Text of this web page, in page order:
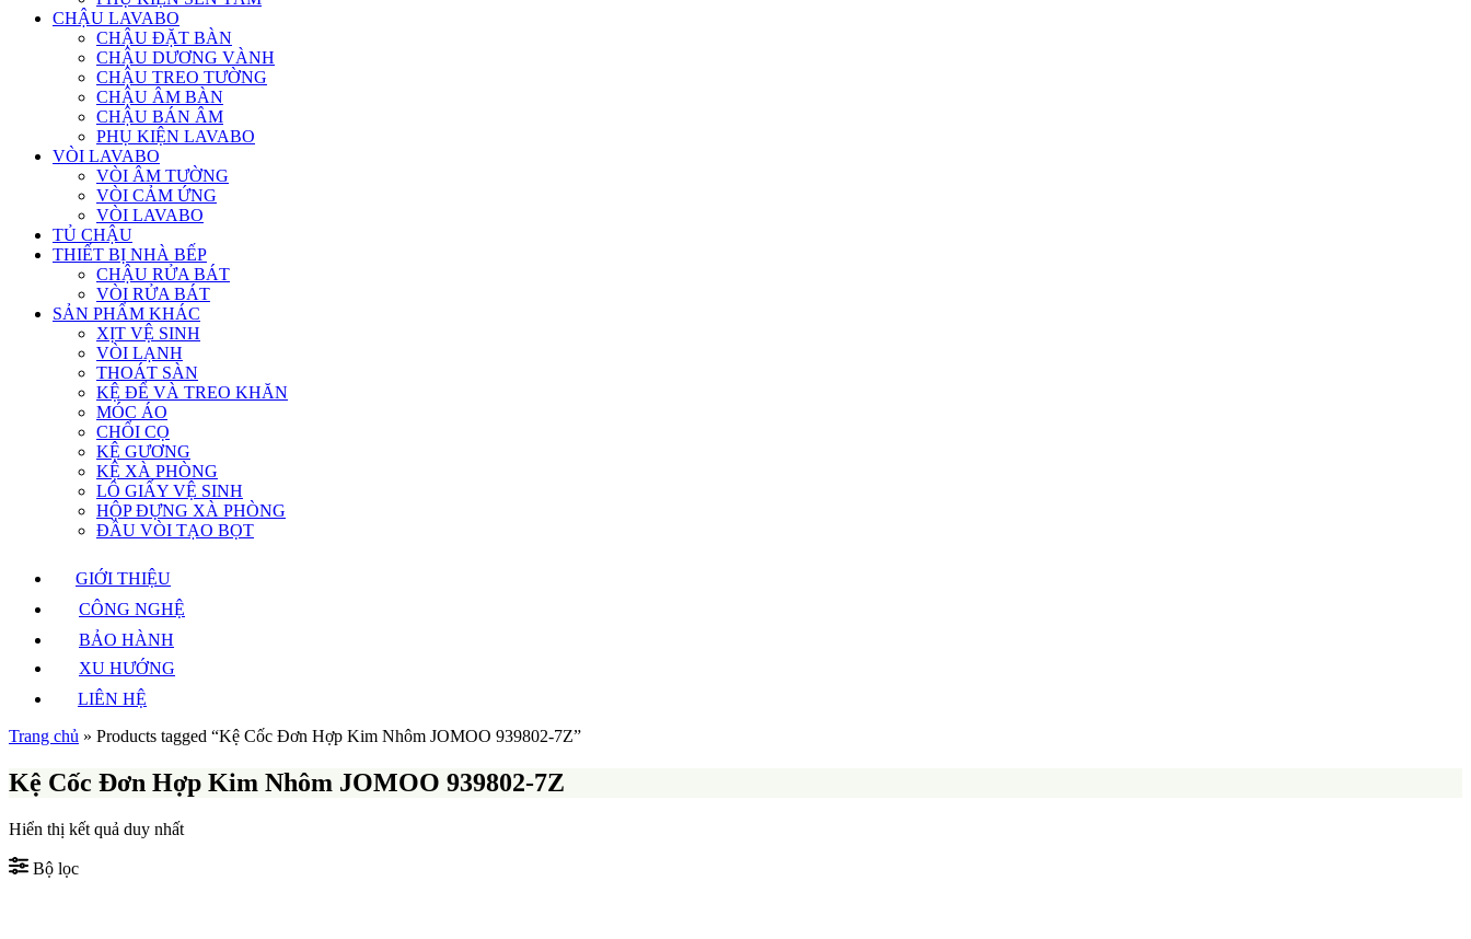
CHẬU LAVABO
CHẬU ĐẶT BÀN
CHẬU DƯƠNG VÀNH
CHẬU TREO TƯỜNG
CHẬU ÂM BÀN
CHẬU BÁN ÂM
PHỤ KIỆN LAVABO
VÒI LAVABO
VÒI ÂM TƯỜNG
VÒI CẢM ỨNG
VÒI LAVABO
TỦ CHẬU
THIẾT BỊ NHÀ BẾP
CHẬU RỬA BÁT
VÒI RỬA BÁT
SẢN PHẨM KHÁC
XỊT VỆ SINH
VÒI LẠNH
THOÁT SÀN
KỆ ĐỂ VÀ TREO KHĂN
MÓC ÁO
CHỔI CỌ
KỆ GƯƠNG
KỆ XÀ PHÒNG
LÔ GIẤY VỆ SINH
HỘP ĐỰNG XÀ PHÒNG
ĐẦU VÒI TẠO BỌT
GIỚI THIỆU
CÔNG NGHỆ
BẢO HÀNH
XU HƯỚNG
LIÊN HỆ
Trang chủ » Products tagged “Kệ Cốc Đơn Hợp Kim Nhôm JOMOO 939802-7Z”
Kệ Cốc Đơn Hợp Kim Nhôm JOMOO 939802-7Z
Hiển thị kết quả duy nhất
Bộ lọc